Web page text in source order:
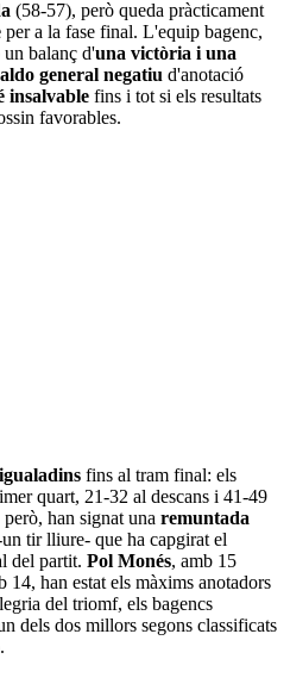
(58-57), però queda pràcticament
per a la fase final. L'equip bagenc,
un balanç d'una victòria i una
general negatiu d'anotació
insalvable fins i tot si els resultats
favorables.
fins al tram final: els
quart, 21-32 al descans i 41-49
han signat una remuntada
tir lliure- que ha capgirat el
del partit. Pol Monés, amb 15
14, han estat els màxims anotadors
del triomf, els bagencs
dels dos millors segons classificats